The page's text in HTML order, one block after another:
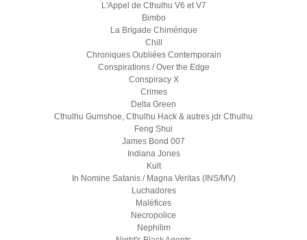
L'Appel de Cthulhu V6 et V7
Bimbo
La Brigade Chimérique
Chill
Chroniques Oubliées Contemporain
Conspirations / Over the Edge
Conspiracy X
Crimes
Delta Green
Cthulhu Gumshoe, Cthulhu Hack & autres jdr Cthulhu
Feng Shui
James Bond 007
Indiana Jones
Kult
In Nomine Satanis / Magna Veritas (INS/MV)
Luchadores
Maléfices
Necropolice
Nephilim